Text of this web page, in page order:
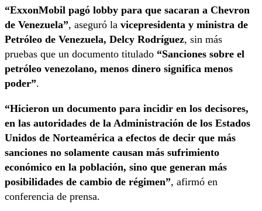
“ExxonMobil pagó lobby para que sacaran a Chevron
de Venezuela”, aseguró la vicepresidenta y ministra de
Petróleo de Venezuela, Delcy Rodríguez, sin más
pruebas que un documento titulado “Sanciones sobre el
petróleo venezolano, menos dinero significa menos
poder”.
“Hicieron un documento para incidir en los decisores,
en las autoridades de la Administración de los Estados
Unidos de Norteamérica a efectos de decir que más
sanciones no solamente causan más sufrimiento
económico en la población, sino que generan más
posibilidades de cambio de régimen”, afirmó en
conferencia de prensa.